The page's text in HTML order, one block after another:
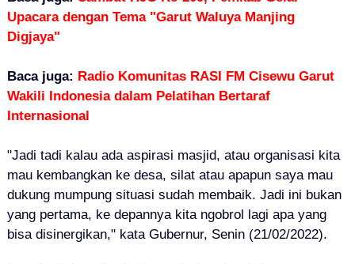
Upacara dengan Tema "Garut Waluya Manjing
Digjaya"
Baca juga: Radio Komunitas RASI FM Cisewu Garut
Wakili Indonesia dalam Pelatihan Bertaraf
Internasional
"Jadi tadi kalau ada aspirasi masjid, atau organisasi kita
mau kembangkan ke desa, silat atau apapun saya mau
dukung mumpung situasi sudah membaik. Jadi ini bukan
yang pertama, ke depannya kita ngobrol lagi apa yang
bisa disinergikan," kata Gubernur, Senin (21/02/2022).